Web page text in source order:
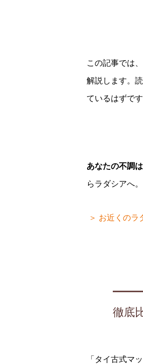
この記事では
解説します。
ているはずです
あなたの不調
らラダシアへ。
＞ お近くのラ
徹底
「タイ古式マ